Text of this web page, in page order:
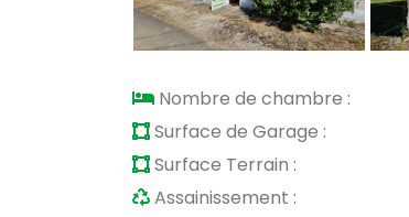
Nombre de chambre :
Surface de Garage :
Surface Terrain :
Assainissement :